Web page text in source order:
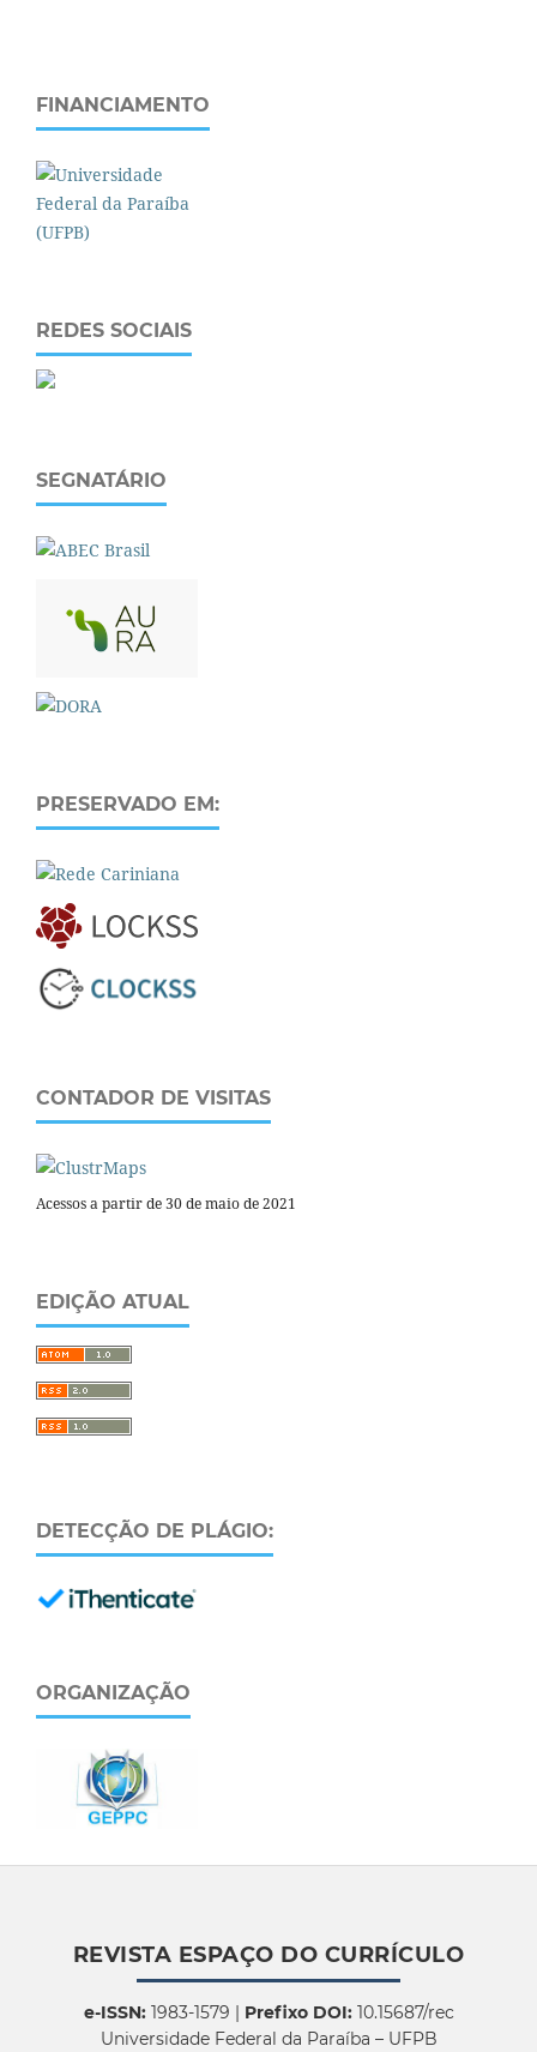
FINANCIAMENTO
REDES SOCIAIS
SEGNATÁRIO
PRESERVADO EM:
CONTADOR DE VISITAS
Acessos a partir de 30 de maio de 2021
EDIÇÃO ATUAL
DETECÇÃO DE PLÁGIO:
ORGANIZAÇÃO
REVISTA ESPAÇO DO CURRÍCULO
e-ISSN:1983-1579 | Prefixo DOI:10.15687/rec
Universidade Federal da Paraíba – UFPB